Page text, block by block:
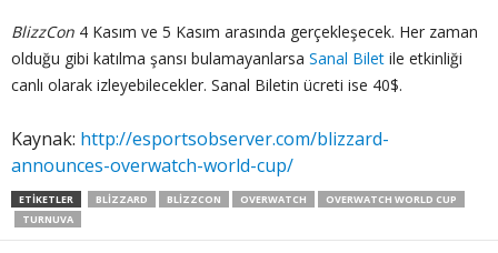
BlizzCon 4 Kasım ve 5 Kasım arasında gerçekleşecek. Her zaman
olduğu gibi katılma şansı bulamayanlarsa Sanal Bilet ile etkinliği
canlı olarak izleyebilecekler. Sanal Biletin ücreti ise 40$.
Kaynak: http://esportsobserver.com/blizzard-
announces-overwatch-world-cup/
ETIKETLER BLIZZARD BLIZZCON OVERWATCH
OVERWATCH WORLD CUP
TURNUVA